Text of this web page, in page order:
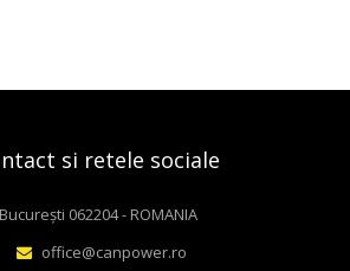
si retele sociale
062204 - ROMANIA
office@canpower.ro